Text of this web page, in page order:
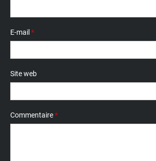
E-mail *
Site web
Commentaire*